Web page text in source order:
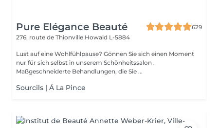
Pure Elégance Beauté
629
276, route de Thionville Howald L-5884
Lust auf eine Wohlfühlpause? Gönnen Sie sich einen Moment
nur für sich selbst in unserem Schönheitssalon .
Maßgeschneiderte Behandlungen, die Sie ...
Sourcils | Á La Pince